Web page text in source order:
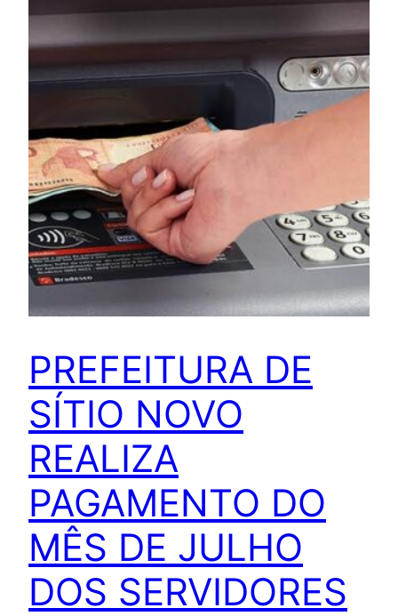
PREFEITURA DE
SÍTIO NOVO
REALIZA
PAGAMENTO DO
MÊS DE JULHO
DOS SERVIDORES